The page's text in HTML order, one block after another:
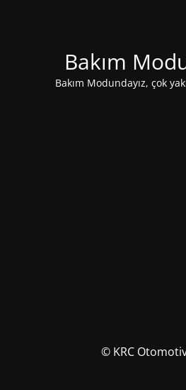
Bakım
Bakım Modundayız, çok
© KRC